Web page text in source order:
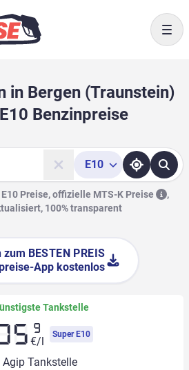
in Bergen (Traunstein)
Benzinpreise
E10
Preise, offizielle MTS-K Preise
,
100% transparent
zum BESTEN PREIS
App kostenlos
Tankstelle
9
€/l
Super E10
Agip Tankstelle